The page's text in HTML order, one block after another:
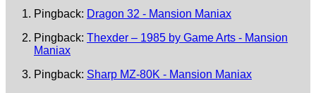
Pingback: Dragon 32 - Mansion Maniax
Pingback: Thexder – 1985 by Game Arts - Mansion
Maniax
Pingback: Sharp MZ-80K - Mansion Maniax